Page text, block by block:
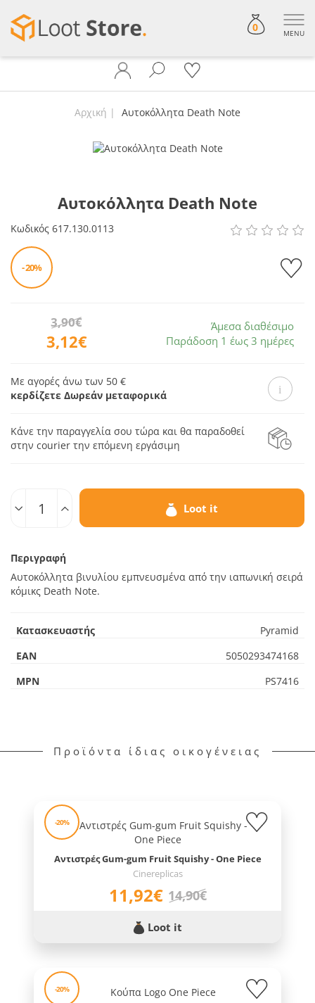
0 MENU
Αρχική Αυτοκόλλητα Death Note
Αυτοκόλλητα Death Note
Κωδικός 617.130.0113
- 20%
3,12€
3,90€
Άμεσα διαθέσιμο
Παράδοση 1 έως 3 ημέρες
Με αγορές άνω των 50 €
κερδίζετε Δωρεάν μεταφορικά
Κάνε την παραγγελία σου τώρα και θα παραδοθεί
στην courier την επόμενη εργάσιμη
Loot it
Περιγραφή
Αυτοκόλλητα βινυλίου εμπνευσμένα από την ιαπωνική σειρά
κόμικς Death Note.
Κατασκευαστής
Pyramid
EAN
5050293474168
MPN
PS7416
Προϊόντα ίδιας οικογένειας
-20%
Αντιστρές Gum-gum Fruit Squishy - One Piece
Cinereplicas
11,92€ 14,90€
Loot it
-20%